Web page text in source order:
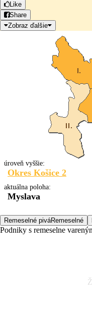
Like
Share
Zobraz ďalšie
úroveň vyššie:
Okres Košice 2
aktuálna poloha:
Myslava
Remeselné piváRemeselné
Podniky s remeselne